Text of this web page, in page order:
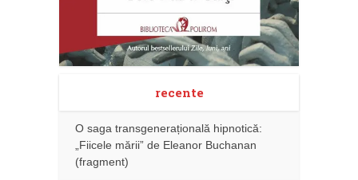
recente
O saga transgenerațională hipnotică:
„Fiicele mării” de Eleanor Buchanan
(fragment)